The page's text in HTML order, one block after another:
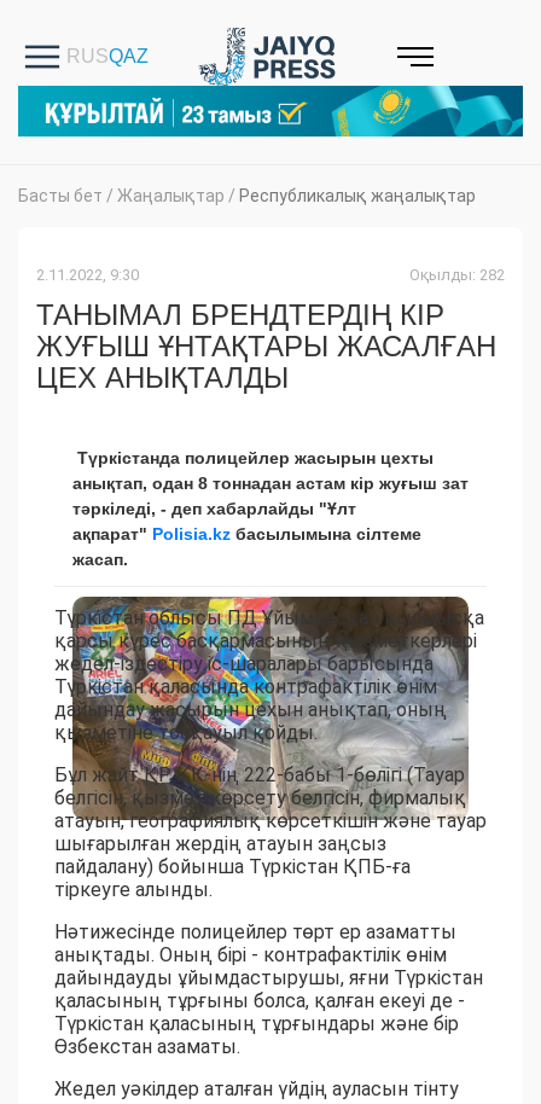
Басты бет / Жаңалықтар / Республикалық жаңалықтар
2.11.2022, 9:30 Оқылды: 282
ТАНЫМАЛ БРЕНДТЕРДІҢ КІР
ЖУҒЫШ ҰНТАҚТАРЫ ЖАСАЛҒАН
ЦЕХ АНЫҚТАЛДЫ
Түркістанда полицейлер жасырын цехты
анықтап, одан 8 тоннадан астам кір жуғыш зат
тәркіледі, - деп хабарлайды "Ұлт
ақпарат" Polisia.kz басылымына сілтеме
жасап.
Түркістан облысы ПД Ұйымдасқан қылмысқа
қарсы күрес басқармасының қызметкерлері
жедел-іздестіру іс-шаралары барысында
Түркістан қаласында контрафактілік өнім
дайындау жасырын цехын анықтап, оның
қызметіне тосқауыл қойды.
Бұл жайт ҚР ҚК-нің 222-бабы 1-бөлігі (Тауар
белгісін, қызмет көрсету белгісін, фирмалық
атауын, географиялық көрсеткішін және тауар
шығарылған жердің атауын заңсыз
пайдалану) бойынша Түркістан ҚПБ-ға
тіркеуге алынды.
Нәтижесінде полицейлер төрт ер азаматты
анықтады. Оның бірі - контрафактілік өнім
дайындауды ұйымдастырушы, яғни Түркістан
қаласының тұрғыны болса, қалған екеуі де -
Түркістан қаласының тұрғындары және бір
Өзбекстан азаматы.
Жедел уәкілдер аталған үйдің ауласын тінту